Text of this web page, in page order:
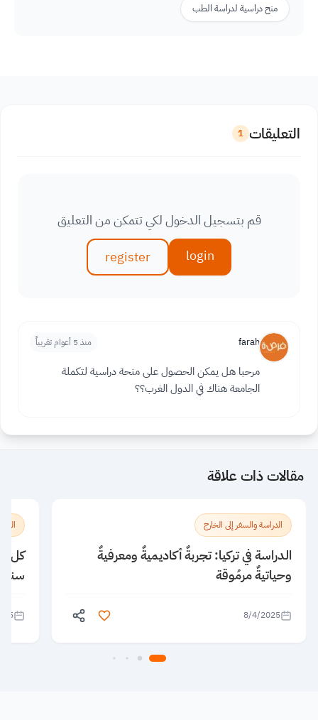
منح دراسية لدراسة الطب
التعليقات 1
قم بتسجيل الدخول لكي تتمكن من التعليق
login
register
farah منذ 5 أعوام تقريباً
مرحبا هل يمكن الحصول على منحة دراسية لتكملة
الجامعة هناك في الدول الغرب؟؟
مقالات ذات علاقة
الدراسة والسفر إلى الخارج
الدراسة في تركيا: تجربةٌ أكاديميةٌ ومعرفيةٌ
وحياتيةٌ مرمُوقة
8/4/2025
كل